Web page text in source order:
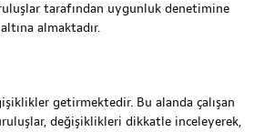
tarafından uygunluk denetimine
almaktadır.
getirmektedir. Bu alanda çalışan
değişiklikleri dikkatle inceleyerek,